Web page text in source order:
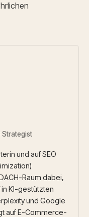
Strategist
und auf SEO
Raum dabei,
in KI-gestützten
und Google
auf E-Commerce-